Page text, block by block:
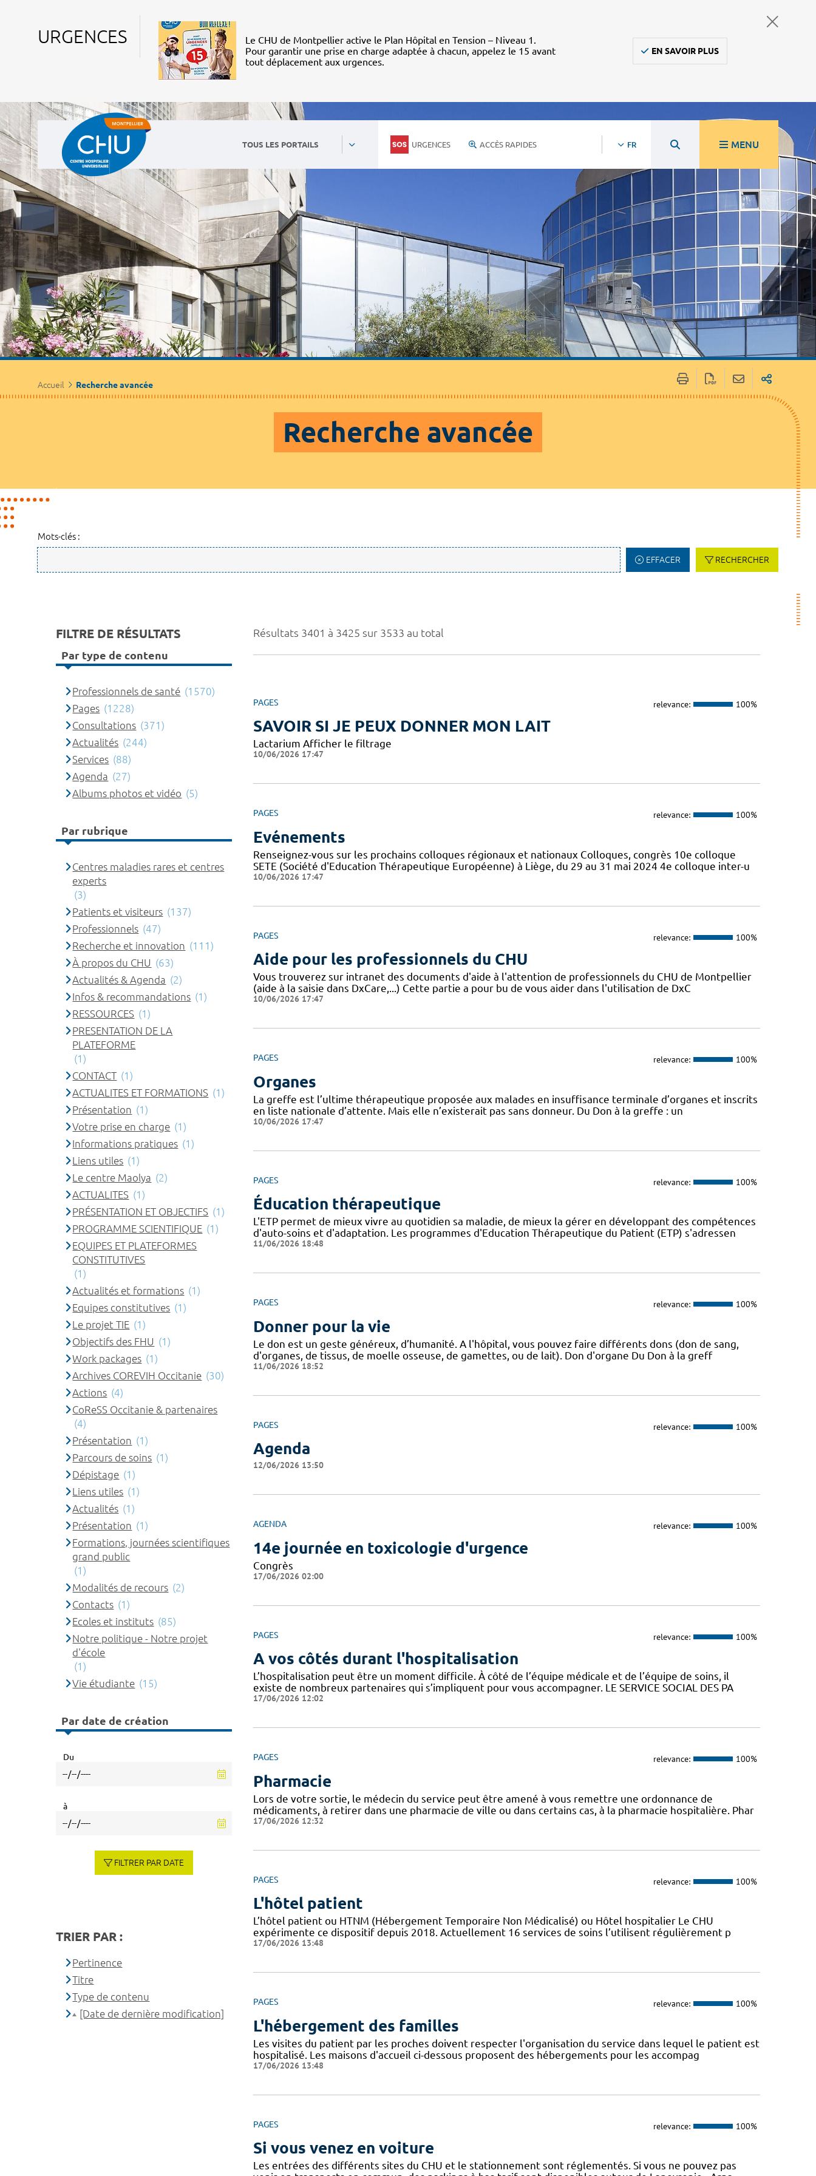
URGENCES
Le CHU de Montpellier active le Plan Hôpital en Tension – Niveau 1.
Pour garantir une prise en charge adaptée à chacun, appelez le 15 avant
tout déplacement aux urgences.
EN SAVOIR PLUS
TOUS LES PORTAILS URGENCES ACCÈS RAPIDES FR MENU
Accueil Recherche avancée
Recherche avancée
Mots-clés :
EFFACER RECHERCHER
Résultats 3401 à 3425 sur 3533 au total
PAGES relevance: 100%
SAVOIR SI JE PEUX DONNER MON LAIT
Lactarium Afficher le filtrage
10/06/2026 17:47
PAGES relevance: 100%
Evénements
Renseignez-vous sur les prochains colloques régionaux et nationaux Colloques, congrès 10e colloque
SETE (Société d'Education Thérapeutique Européenne) à Liège, du 29 au 31 mai 2024 4e colloque inter-u
10/06/2026 17:47
PAGES relevance: 100%
Aide pour les professionnels du CHU
Vous trouverez sur intranet des documents d'aide à l'attention de professionnels du CHU de Montpellier
(aide à la saisie dans DxCare,...) Cette partie a pour bu de vous aider dans l'utilisation de DxC
10/06/2026 17:47
PAGES relevance: 100%
Organes
La greffe est l’ultime thérapeutique proposée aux malades en insuffisance terminale d’organes et inscrits
en liste nationale d’attente. Mais elle n’existerait pas sans donneur. Du Don à la greffe : un
10/06/2026 17:47
PAGES relevance: 100%
Éducation thérapeutique
L'ETP permet de mieux vivre au quotidien sa maladie, de mieux la gérer en développant des compétences
d'auto-soins et d'adaptation. Les programmes d'Education Thérapeutique du Patient (ETP) s'adressen
11/06/2026 18:48
PAGES relevance: 100%
Donner pour la vie
Le don est un geste généreux, d’humanité. A l'hôpital, vous pouvez faire différents dons (don de sang,
d'organes, de tissus, de moelle osseuse, de gamettes, ou de lait). Don d'organe Du Don à la greff
11/06/2026 18:52
PAGES relevance: 100%
Agenda
12/06/2026 13:50
AGENDA relevance: 100%
14e journée en toxicologie d'urgence
Congrès
17/06/2026 02:00
PAGES relevance: 100%
A vos côtés durant l'hospitalisation
L’hospitalisation peut être un moment difficile. À côté de l’équipe médicale et de l’équipe de soins, il
existe de nombreux partenaires qui s’impliquent pour vous accompagner. LE SERVICE SOCIAL DES PA
17/06/2026 12:02
PAGES relevance: 100%
Pharmacie
Lors de votre sortie, le médecin du service peut être amené à vous remettre une ordonnance de
médicaments, à retirer dans une pharmacie de ville ou dans certains cas, à la pharmacie hospitalière. Phar
17/06/2026 12:32
PAGES relevance: 100%
L'hôtel patient
L’hôtel patient ​​ou HTNM (Hébergement Temporaire Non Médicalisé)​​​​​​ ou Hôtel hospitalier Le CHU
expérimente ce dispositif depuis 2018. Actuellement 16 services de soins l’utilisent régulièrement p
17/06/2026 13:48
PAGES relevance: 100%
L'hébergement des familles
Les visites du patient par les proches doivent respecter l'organisation du service dans lequel le patient est
hospitalisé. Les maisons d'accueil ci-dessous proposent des hébergements pour les accompag
17/06/2026 13:48
PAGES relevance: 100%
Si vous venez en voiture
Les entrées des différents sites du CHU et le stationnement sont réglementés. Si vous ne pouvez pas
FILTRE DE RÉSULTATS
Par type de contenu
Professionnels de santé (1570)
Pages (1228)
Consultations (371)
Actualités (244)
Services (88)
Agenda (27)
Albums photos et vidéo (5)
Par rubrique
Centres maladies rares et centres
experts
(3)
Patients et visiteurs (137)
Professionnels (47)
Recherche et innovation (111)
À propos du CHU (63)
Actualités & Agenda (2)
Infos & recommandations (1)
RESSOURCES (1)
PRESENTATION DE LA
PLATEFORME
(1)
CONTACT (1)
ACTUALITES ET FORMATIONS (1)
Présentation (1)
Votre prise en charge (1)
Informations pratiques (1)
Liens utiles (1)
Le centre Maolya (2)
ACTUALITES (1)
PRÉSENTATION ET OBJECTIFS (1)
PROGRAMME SCIENTIFIQUE (1)
EQUIPES ET PLATEFORMES
CONSTITUTIVES
(1)
Actualités et formations (1)
Equipes constitutives (1)
Le projet TIE (1)
Objectifs des FHU (1)
Work packages (1)
Archives COREVIH Occitanie (30)
Actions (4)
CoReSS Occitanie & partenaires
(4)
Présentation (1)
Parcours de soins (1)
Dépistage (1)
Liens utiles (1)
Actualités (1)
Présentation (1)
Formations, journées scientifiques
grand public
(1)
Modalités de recours (2)
Contacts (1)
Ecoles et instituts (85)
Notre politique - Notre projet
d'école
(1)
Vie étudiante (15)
Par date de création
Du
à
FILTRER PAR DATE
TRIER PAR :
Pertinence
Titre
Type de contenu
[Date de dernière modification]